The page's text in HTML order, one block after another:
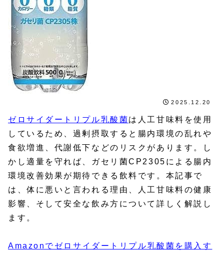
2025.12.20
ゼロサイダートリプル乳酸菌は人工甘味料を使用
しているため、過剰摂取すると腸内環境の乱れや
食欲増進、代謝低下などのリスクがあります。し
かし適量を守れば、ガセリ菌CP2305による腸内
環境改善効果が期待できる飲料です。本記事で
は、体に悪いと言われる理由、人工甘味料の健康
影響、そして安全な飲み方について詳しく解説し
ます。
Amazonでゼロサイダートリプル乳酸菌を購入す